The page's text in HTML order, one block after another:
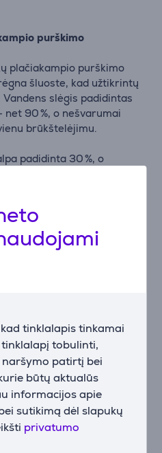
tinklalapis tinkamai
tobulinti,
patirtį bei
būtų aktualūs
informacijos apie
sutikimą dėl slapukų
privatumo
purškimo
plačiakampio purškimo
šluoste, kad užtikrintų
slėgis padidintas
net 90 %, o nešvarumai
brūkštelėjimu.
padidinta 30 %, o
dideliais ar daug langų.
valymo skysčiu,
medžiagų, purvas
švarūs, maloniai kvepia ir
WIN-SLAM 4.0
ir siūlo kelis valymo
poreikius namuose.
tinka įvairioms
tokius režimus kaip:
valymo, kraštų valymo,